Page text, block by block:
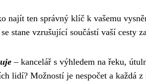
najít ten správný klíč k vašemu
stane vzrušující součástí vaší cesty
– kancelář s výhledem na řeku,
lidí? Možností je nespočet a každá z